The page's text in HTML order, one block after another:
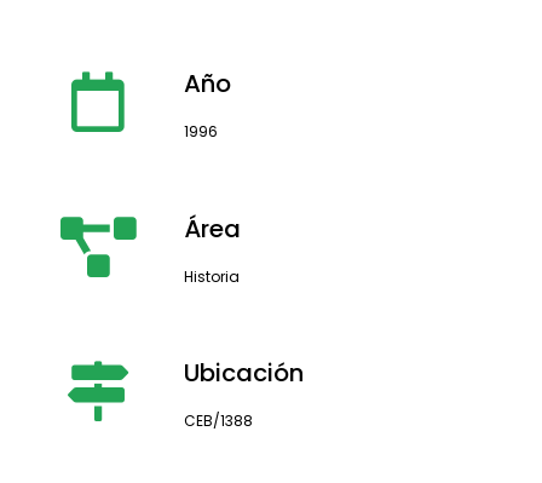
Año
1996
Área
Historia
Ubicación
CEB/1388